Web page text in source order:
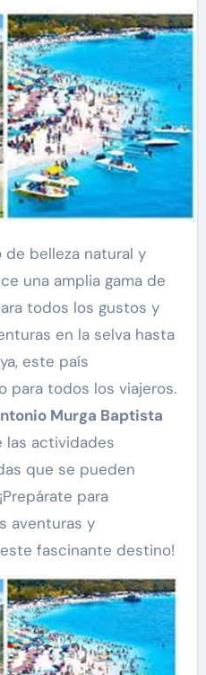
una amplia gama de
todos los gustos y
en la selva hasta
este país
para todos los viajeros.
Murga Baptista
las actividades
que se pueden
para
aventuras y
fascinante destino!